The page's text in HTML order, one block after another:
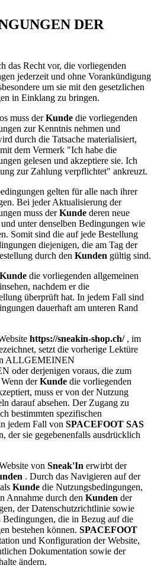
DER
das Recht vor, die vorliegenden
jederzeit und ohne Vorankündigung
um sie mit den gesetzlichen
in Einklang zu bringen.
muss derKunde die vorliegenden
zur Kenntnis nehmen und
durch die Tatsache materialisiert,
dem Vermerk "Ich habe die
gelesen und akzeptiere sie. Ich
zur Zahlung verpflichtet" ankreuzt.
gelten für alle nach ihrer
Bei jeder Aktualisierung der
muss derKunde deren neue
unter denselben Bedingungen wie
Somit sind die auf jede Bestellung
diejenigen, die am Tag der
durch den Kunden gültig sind.
Kunde die vorliegenden allgemeinen
nachdem er die
überprüft hat. In jedem Fall sind
dauerhaft am unteren Rand
https://sneakin-shop.ch/ , im
setzt die vorherige Lektüre
ALLGEMEINEN
derjenigen voraus, die zum
derKunde die vorliegenden
muss er von der Nutzung
darauf absehen. Der Zugang zu
bestimmten spezifischen
jedem Fall von SPACEFOOT SAS
der sie gegebenenfalls ausdrücklich
von Sneak'In erwirbt der
. Durch das Navigieren auf der
als Kunde die Nutzungsbedingungen,
Annahme durch den Kunden der
der Datenschutzrichtlinie sowie
Bedingungen, die in Bezug auf die
bestehen können. SPACEFOOT
und Konfiguration der Website,
Dokumentation sowie der
ändern.